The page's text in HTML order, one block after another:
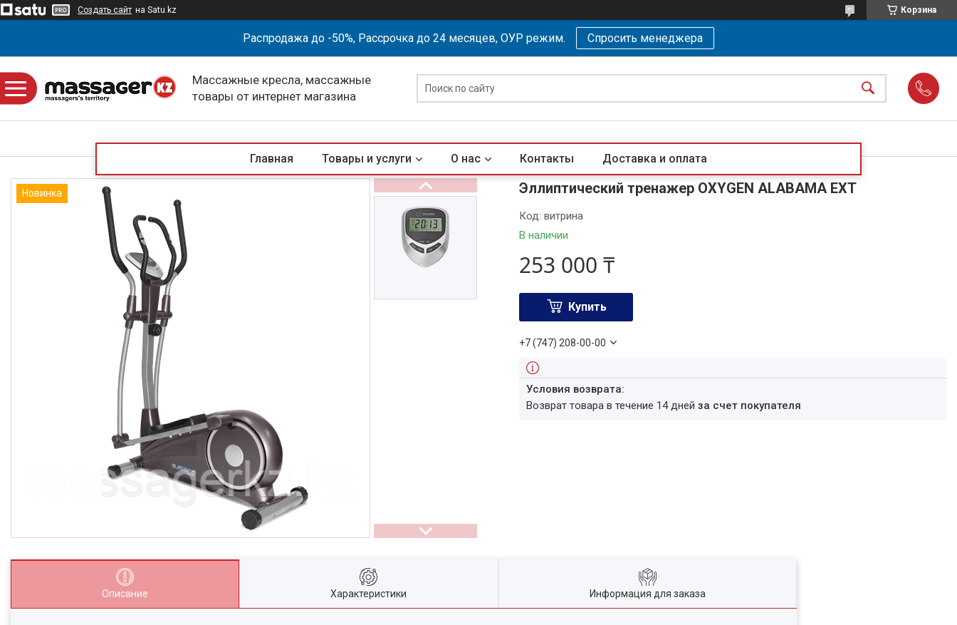
Создать сайт на Satu.kz Корзина
Распродажа до -50%, Рассрочка до 24 месяцев, ОУР режим. Спросить менеджера
Массажные кресла, массажные
товары от интернет магазина
Главная Товары и услуги О нас Контакты Доставка и оплата
Новинка Эллиптический тренажер OXYGEN ALABAMA EXT
В наличии
Код:витрина
253 000 ₸
Купить
+7 (747) 208-00-00
возврат товара в течение 14 днейза счет покупателя
Описание Характеристики Информация для заказа